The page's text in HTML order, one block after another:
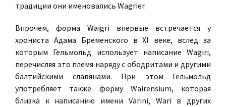
традиции они именовались Wagrier.
Впрочем, форма Waigri впервые встречается у
хрониста Адама Бременского в XI веке, вслед за
которым Гельмольд использует написание Wagiri,
перечисляя это племя наряду с ободритами и другими
балтийскими славянами. При этом Гельмольд
употребляет также форму Wairensium, которая
близка к написанию имени Varini, Wari в других